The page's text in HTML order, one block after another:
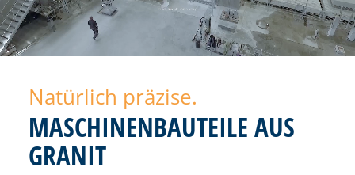
Natürlich präzise.
MASCHINENBAUTEILE AUS
GRANIT